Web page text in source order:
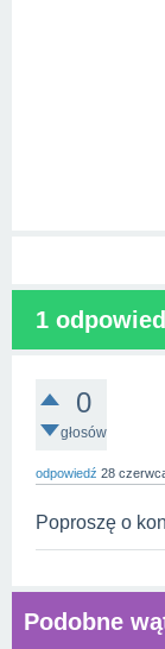
1
0
głosów
odpowiedź 28
Poproszę o
Podobne